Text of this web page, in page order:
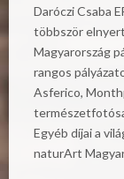
Daróczi Csaba
többször
Magyarország
rangos
Asferico,
Egyéb díjai a
naturArt